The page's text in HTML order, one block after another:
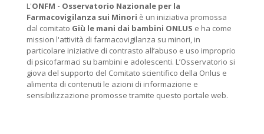
L'ONFM - Osservatorio Nazionale per la
Farmacovigilanza sui Minori è un iniziativa promossa
dal comitato Giù le mani dai bambini ONLUS e ha come
mission l'attività di farmacovigilanza su minori, in
particolare iniziative di contrasto all’abuso e uso improprio
di psicofarmaci su bambini e adolescenti. L’Osservatorio si
giova del supporto del Comitato scientifico della Onlus e
alimenta di contenuti le azioni di informazione e
sensibilizzazione promosse tramite questo portale web.